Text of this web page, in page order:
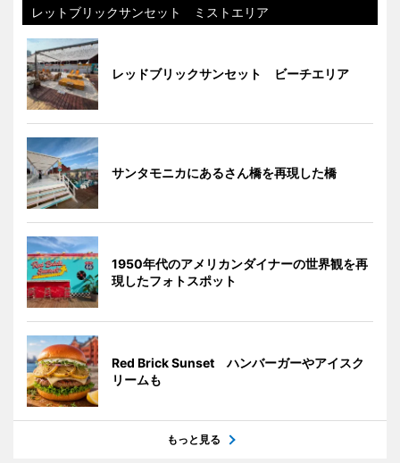
レットブリックサンセット ミストエリア
レッドブリックサンセット ビーチエリア
サンタモニカにあるさん橋を再現した橋
1950年代のアメリカンダイナーの世界観を再
現したフォトスポット
Red Brick Sunset ハンバーガーやアイスク
リームも
もっと見る